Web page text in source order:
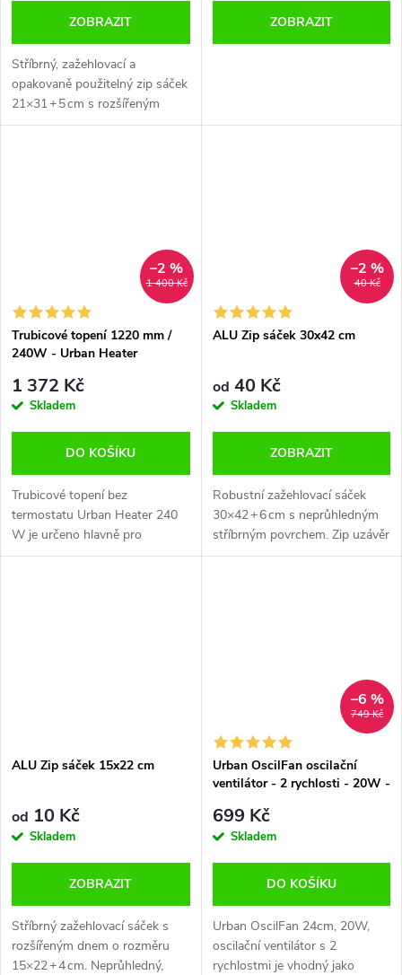
ZOBRAZIT
Stříbrný, zažehlovací a
opakovaně použitelný zip sáček
21×31 + 5 cm s rozšířeným
dnem. Neprůhledný, vodotěsný,
ZOBRAZIT
1 400 Kč
–2 %
Trubicové topení 1220 mm /
240W - Urban Heater
1 372 Kč
Skladem
DO KOŠÍKU
Trubicové topení bez
termostatu Urban Heater 240
W je určeno hlavně pro
pěstitele a chovatele menších
40 Kč
–2 %
ALU Zip sáček 30x42 cm
od 40 Kč
Skladem
ZOBRAZIT
Robustní zažehlovací sáček
30×42 + 6 cm s neprůhledným
stříbrným povrchem. Zip uzávěr
+ možnost zatavení. Ideální pro
ALU Zip sáček 15x22 cm
od 10 Kč
Skladem
ZOBRAZIT
Stříbrný zažehlovací sáček s
rozšířeným dnem o rozměru
15×22 + 4 cm. Neprůhledný,
749 Kč
–6 %
Urban OscilFan oscilační
ventilátor - 2 rychlosti - 20W -
699 Kč
Skladem
DO KOŠÍKU
Urban OscilFan 24cm, 20W,
oscilační ventilátor s 2
rychlostmi je vhodný jako